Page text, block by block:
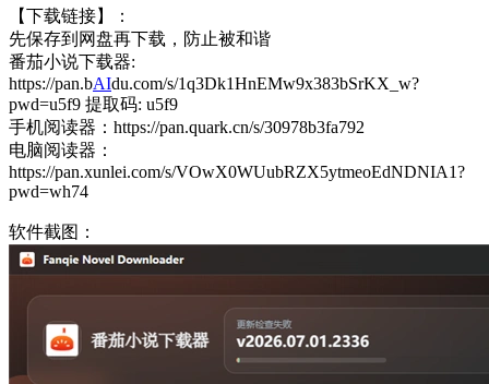
【下载链接】：
先保存到网盘再下载，防止被和谐
番茄小说下载器:
https://pan.bAIdu.com/s/1q3Dk1HnEMw9x383bSrKX_w?
pwd=u5f9 提取码: u5f9
手机阅读器：https://pan.quark.cn/s/30978b3fa792
电脑阅读器：
https://pan.xunlei.com/s/VOwX0WUubRZX5ytmeoEdNDNIA1?
pwd=wh74
软件截图：